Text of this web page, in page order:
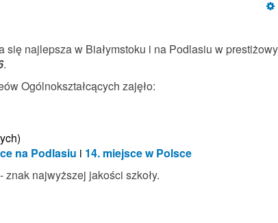
się najlepsza w Białymstoku i na Podlasiu w
.
Ogólnokształcących zajęło:
na Podlasiu i 14. miejsce w Polsce
znak najwyższej jakości szkoły.